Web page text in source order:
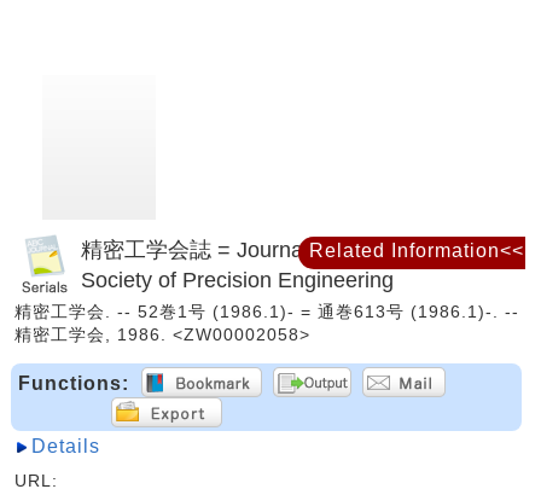
精密工学会誌 = Journal of the Japan
Society of Precision Engineering
精密工学会. -- 52巻1号 (1986.1)- = 通巻613号 (1986.1)-. --
精密工学会, 1986. <ZW00002058>
Functions:
Details
URL:
Related Information<<